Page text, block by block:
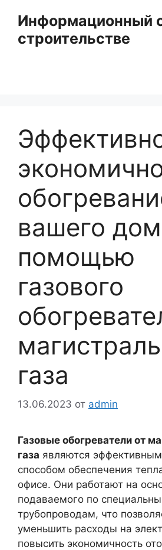
содержимому
Информационный
строительстве
вашего
помощью
газового
газа
13.06.2023 от admin
Газовые обогреватели от
газа являются
способом обеспечения
офисе. Они работают на
подаваемого по
трубопроводам, что
уменьшить расходы на
повысить экономичность